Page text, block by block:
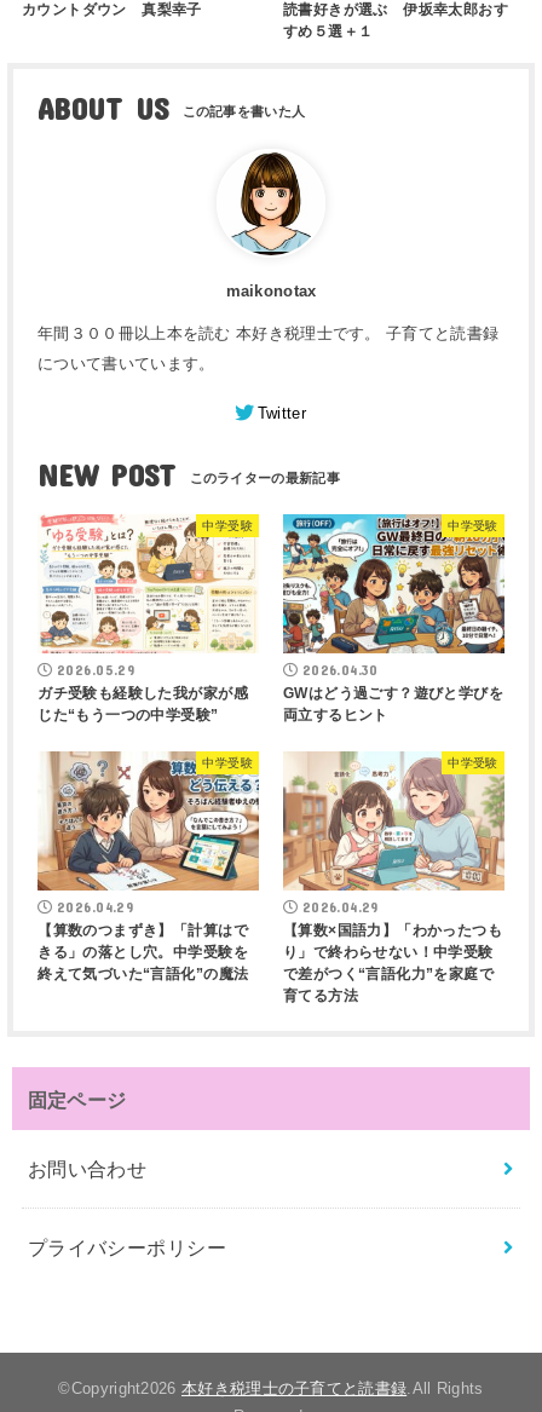
カウントダウン 真梨幸子
読書好きが選ぶ 伊坂幸太郎おす
すめ５選＋１
ABOUT US
maikonotax
年間３００冊以上本を読む 本好き税理士です。 子育てと読書録
について書いています。
Twitter
NEW POST
中学受験
2026.05.29
ガチ受験も経験した我が家が感
じた“もう一つの中学受験”
中学受験
2026.04.30
GWはどう過ごす？遊びと学びを
両立するヒント
中学受験
2026.04.29
【算数のつまずき】「計算はで
きる」の落とし穴。中学受験を
終えて気づいた“言語化”の魔法
中学受験
2026.04.29
【算数×国語力】「わかったつも
り」で終わらせない！中学受験
で差がつく“言語化力”を家庭で
育てる方法
固定ページ
お問い合わせ
プライバシーポリシー
©Copyright2026 本好き税理士の子育てと読書録 .All Rights